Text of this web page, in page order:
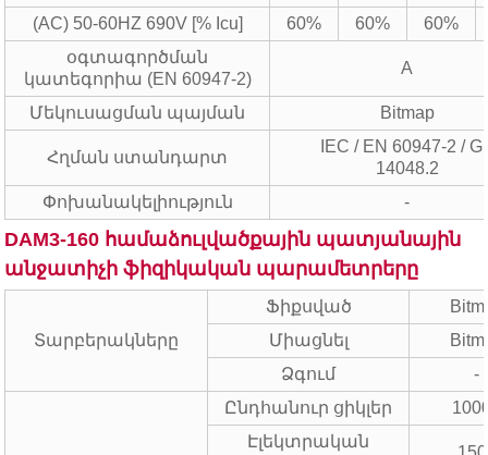
(AC) 50-60HZ 690V [% Icu] 60% 60%
60%
օգտագործման
կատեգորիա (EN 60947-2)
A
Մեկուսացման պայման Bitmap
Հղման ստանդարտ
IEC / EN 60947-2 /
14048.2
Փոխանակելիություն
-
DAM3-160 համաձուլվածքային պատյանային
անջատիչի ֆիզիկական պարամետրերը
Տարբերակները
Ֆիքսված
Միացնել
Ձգում
-
Ընդհանուր ցիկլեր
Էլեկտրական